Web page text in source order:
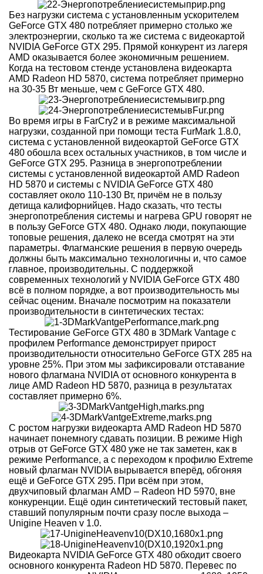
Без нагрузки система с установленным ускорителем
GeForce GTX 480 потребляет примерно столько же
электроэнергии, сколько та же система с видеокартой
NVIDIA GeForce GTX 295. Прямой конкурент из лагеря
AMD оказывается более экономичным решением.
Когда на тестовом стенде установлена видеокарта
AMD Radeon HD 5870, система потребляет примерно
на 30-35 Вт меньше, чем с GeForce GTX 480.
Во время игры в FarCry2 и в режиме максимальной
нагрузки, созданной при помощи теста FurMark 1.8.0,
система с установленной видеокартой GeForce GTX
480 обошла всех остальных участников, в том числе и
GeForce GTX 295. Разница в энергопотреблении
системы с установленной видеокартой AMD Radeon
HD 5870 и системы с NVIDIA GeForce GTX 480
составляет около 110-130 Вт, причём не в пользу
детища калифорнийцев. Надо сказать, что тесты
энергопотребления системы и нагрева GPU говорят не
в пользу GeForce GTX 480. Однако люди, покупающие
топовые решения, далеко не всегда смотрят на эти
параметры. Флагманские решения в первую очередь
должны быть максимально технологичны и, что самое
главное, производительны. С поддержкой
современных технологий у NVIDIA GeForce GTX 480
всё в полном порядке, а вот производительность мы
сейчас оценим. Вначале посмотрим на показатели
производительности в синтетических тестах:
Тестирование GeForce GTX 480 в 3DMark Vantage с
профилем Performance демонстрирует прирост
производительности относительно GeForce GTX 285 на
уровне 25%. При этом мы зафиксировали отставание
нового флагмана NVIDIA от основного конкурента в
лице AMD Radeon HD 5870, разница в результатах
составляет примерно 6%.
С ростом нагрузки видеокарта AMD Radeon HD 5870
начинает понемногу сдавать позиции. В режиме High
отрыв от GeForce GTX 480 уже не так заметен, как в
режиме Performance, а с переходом к профилю Extreme
новый флагман NVIDIA вырывается вперёд, обгоняя
ещё и GeForce GTX 295. При всём при этом,
двухчиповый флагман AMD – Radeon HD 5970, вне
конкуренции. Ещё один синтетический тестовый пакет,
ставший популярным почти сразу после выхода –
Unigine Heaven v 1.0.
Видеокарта NVIDIA GeForce GTX 480 обходит своего
основного конкурента Radeon HD 5870. Перевес по